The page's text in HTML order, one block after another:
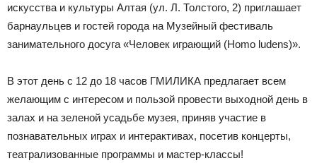
искусства и культуры Алтая (ул. Л. Толстого, 2) приглашает
барнаульцев и гостей города на Музейный фестиваль
занимательного досуга «Человек играющий (Нomo ludens)».
В этот день с 12 до 18 часов ГМИЛИКА предлагает всем
желающим с интересом и пользой провести выходной день в
залах и на зеленой усадьбе музея, приняв участие в
познавательных играх и интерактивах, посетив концерты,
театрализованные программы и мастер-классы!